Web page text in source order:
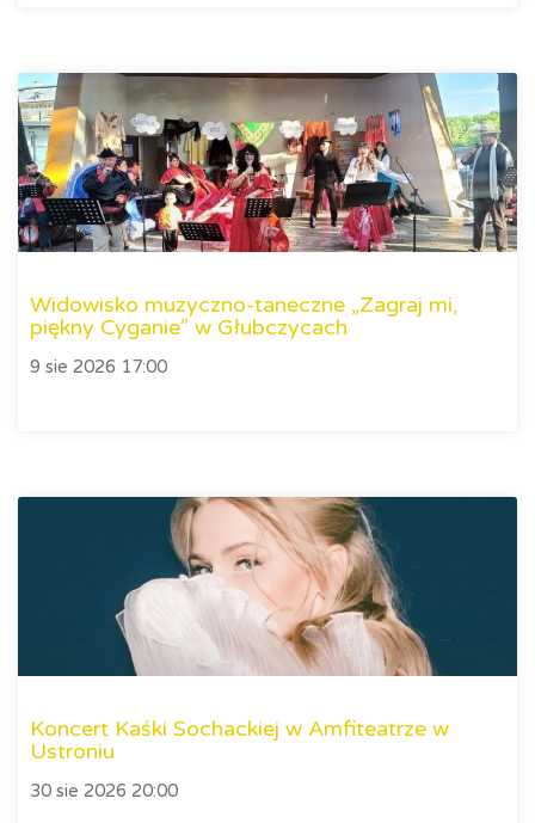
Widowisko muzyczno-taneczne „Zagraj mi,
piękny Cyganie” w Głubczycach
9 sie 2026 17:00
Koncert Kaśki Sochackiej w Amfiteatrze w
Ustroniu
30 sie 2026 20:00